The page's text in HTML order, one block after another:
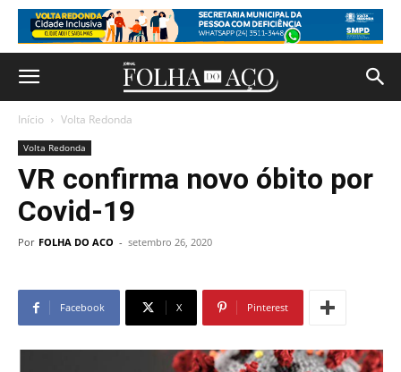
Início Volta Redonda
Volta Redonda
VR confirma novo óbito por
Covid-19
Por FOLHA DO ACO - setembro 26, 2020
Facebook X Pinterest